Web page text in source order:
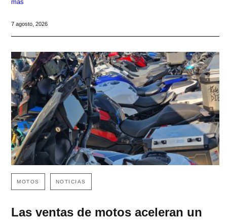
más
7 agosto, 2026
MOTOS NOTICIAS
Las ventas de motos aceleran un